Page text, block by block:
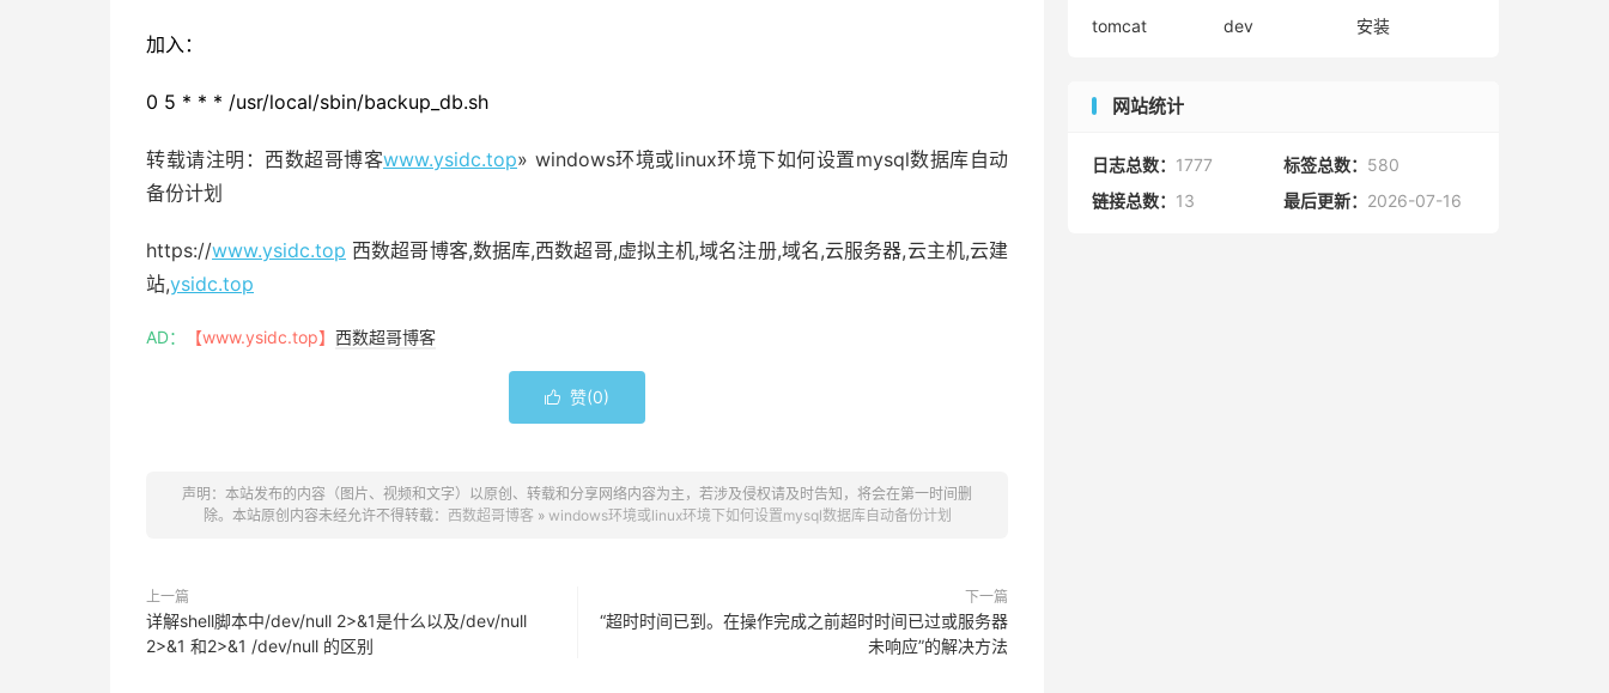
加入：
0 5 * * * /usr/local/sbin/backup_db.sh
转载请注明：西数超哥博客www.ysidc.top» windows环境或linux环境下如何设置mysql数据库自动
备份计划
https://www.ysidc.top 西数超哥博客,数据库,西数超哥,虚拟主机,域名注册,域名,云服务器,云主机,云建
站,ysidc.top
AD： 【www.ysidc.top】 西数超哥博客
 赞(0)
声明：本站发布的内容（图片、视频和文字）以原创、转载和分享网络内容为主，若涉及侵权请及时告知，将会在第一时间删
除。本站原创内容未经允许不得转载： 西数超哥博客 » windows环境或linux环境下如何设置mysql数据库自动备份计划
上一篇
详解shell脚本中/dev/null 2>&1是什么以及/dev/null
2>&1 和2>&1 /dev/null 的区别
下一篇
“超时时间已到。在操作完成之前超时时间已过或服务器
未响应”的解决方法
tomcat
dev 安装
网站统计
日志总数： 1777 标签总数： 580
链接总数： 13 最后更新： 2026-07-16